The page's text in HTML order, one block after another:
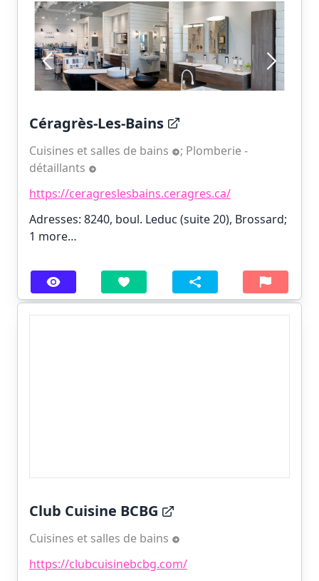
Céragrès-Les-Bains
Cuisines et salles de bains ; Plomberie -
détaillants
https://ceragreslesbains.ceragres.ca/
Adresses: 8240, boul. Leduc (suite 20), Brossard;
1 more…
Club Cuisine BCBG
Cuisines et salles de bains
https://clubcuisinebcbg.com/